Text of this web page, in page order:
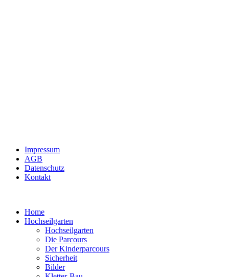
Impressum
AGB
Datenschutz
Kontakt
Home
Hochseilgarten
Hochseilgarten
Die Parcours
Der Kinderparcours
Sicherheit
Bilder